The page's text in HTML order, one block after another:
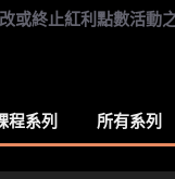
或終止紅利點數活動
程系列 所有系列